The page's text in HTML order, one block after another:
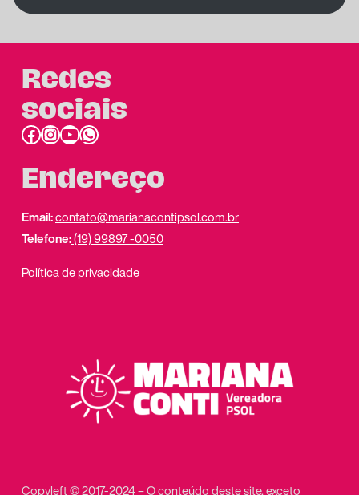
Redes
sociais
Facebook InstagramYoutube link do whatsapp
Endereço
Email:contato@marianacontipsol.com.br
Telefone:(19) 99897 -0050
Política de privacidade
Copyleft © 2017-2024 – O conteúdo deste site, exceto